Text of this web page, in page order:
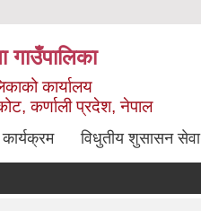
गाउँपालिका
कार्यालय
कर्णाली प्रदेश, नेपाल
विधुतीय शुसासन सेवा